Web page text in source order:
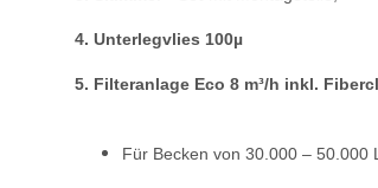
4. Unterlegvlies 100µ
5. Filteranlage Eco 8 m³/h inkl.
Für Becken von 30.000 – 50.000